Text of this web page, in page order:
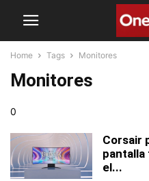
Home Tags Monitores
Monitores
0
Corsair
pantalla
el...